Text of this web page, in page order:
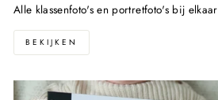
Alle klassenfoto's en portretfoto's bij elkaar
BEKIJKEN